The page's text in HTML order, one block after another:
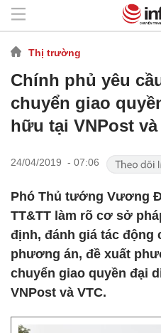
Thị trường
Chính phủ yêu
chuyển giao
hữu tại VNPost và
24/04/2019 - 07:06
Phó Thủ tướng Vương
TT&TT làm rõ cơ sở
định, đánh giá tác động
phương án, đề xuất
chuyển giao quyền đại
VNPost và VTC.